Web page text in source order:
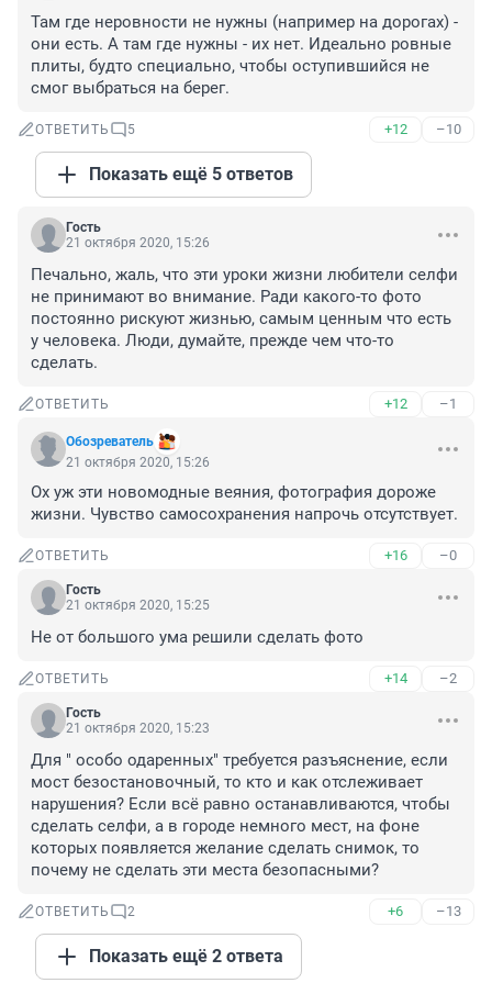
Там где неровности не нужны (например на дорогах) -
они есть. А там где нужны - их нет. Идеально ровные
плиты, будто специально, чтобы оступившийся не
смог выбраться на берег.
ОТВЕТИТЬ 5 +12 –10
Показать ещё 5 ответов
Гость
21 октября 2020, 15:26
Печально, жаль, что эти уроки жизни любители селфи
не принимают во внимание. Ради какого-то фото
постоянно рискуют жизнью, самым ценным что есть
у человека. Люди, думайте, прежде чем что-то
сделать.
ОТВЕТИТЬ +12 –1
Обозреватель
21 октября 2020, 15:26
Ох уж эти новомодные веяния, фотография дороже
жизни. Чувство самосохранения напрочь отсутствует.
ОТВЕТИТЬ +16 –0
Гость
21 октября 2020, 15:25
Не от большого ума решили сделать фото
ОТВЕТИТЬ +14 –2
Гость
21 октября 2020, 15:23
Для " особо одаренных" требуется разъяснение, если
мост безостановочный, то кто и как отслеживает
нарушения? Если всё равно останавливаются, чтобы
сделать селфи, а в городе немного мест, на фоне
которых появляется желание сделать снимок, то
почему не сделать эти места безопасными?
ОТВЕТИТЬ 2 +6 –13
Показать ещё 2 ответа